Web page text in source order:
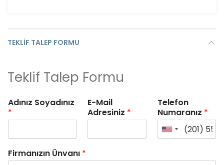
TEKLIF TALEP FORMU
Teklif Talep Formu
Adınız Soyadınız
*
E-Mail
Adresiniz *
Telefon
Numaranız *
Firmanızın Ünvanı *